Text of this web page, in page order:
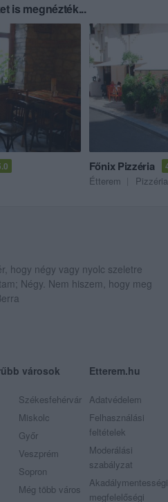
is megnézték...
Főnix Pizzéria
Étterem Pizzéria
hogy négy vagy nyolc szeletre
Négy. Nem hiszem, hogy meg
városok
Székesfehérvár
Miskolc
Győr
Veszprém
Sopron
Még több város
Etterem.hu
Adatvédelem
Felhasználási
feltételek
Moderálási
szabályzat
Akadálymentességi
megfelelőségi